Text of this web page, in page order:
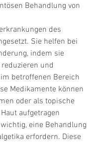
Behandlung von
des
Sie helfen bei
indem sie
und
betroffenen Bereich
Medikamente können
oder als topische
aufgetragen
eine Behandlung
erfordern. Diese